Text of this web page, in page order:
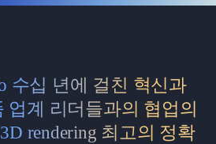
수십 년에 걸친 혁신과
업계 리더들과의 협업의
rendering 최고의 정확